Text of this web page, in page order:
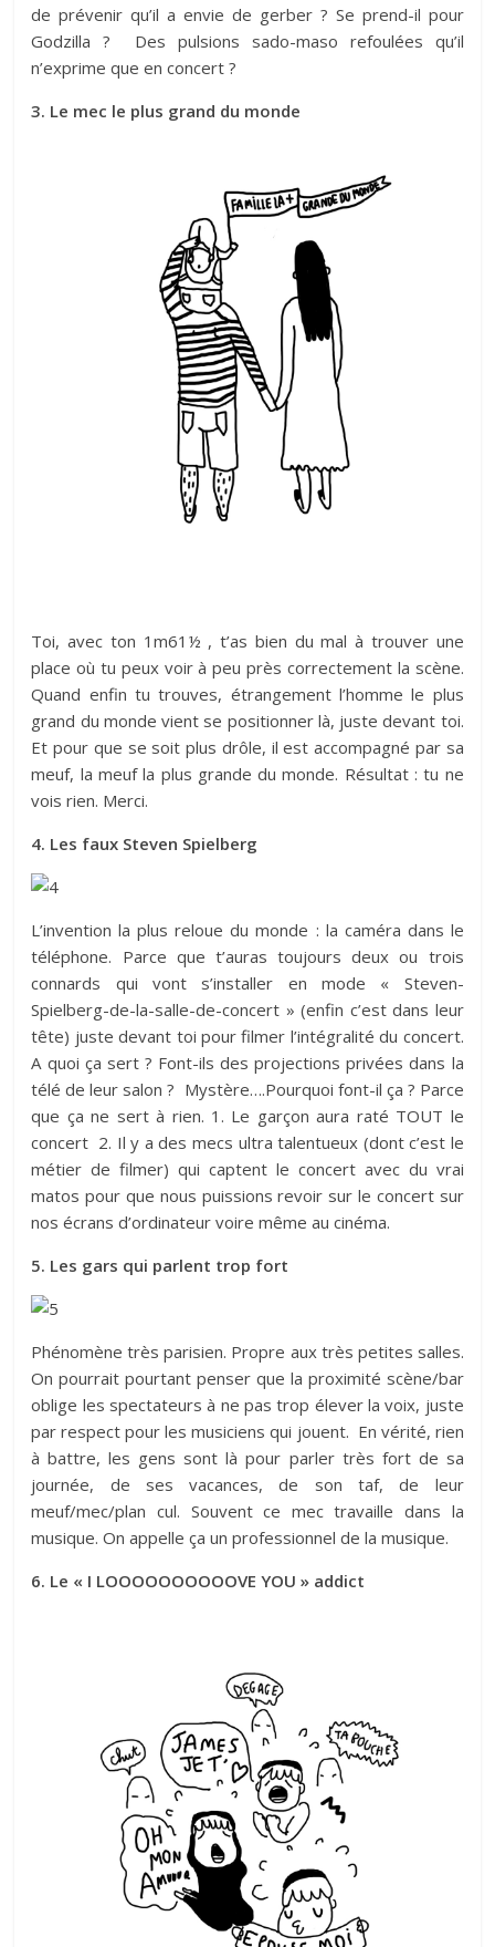
de prévenir qu’il a envie de gerber ? Se prend-il pour
Godzilla ? Des pulsions sado-maso refoulées qu’il
n’exprime que en concert ?
3. Le mec le plus grand du monde
Toi, avec ton 1m61½ , t’as bien du mal à trouver une
place où tu peux voir à peu près correctement la scène.
Quand enfin tu trouves, étrangement l’homme le plus
grand du monde vient se positionner là, juste devant toi.
Et pour que se soit plus drôle, il est accompagné par sa
meuf, la meuf la plus grande du monde. Résultat : tu ne
vois rien. Merci.
4. Les faux Steven Spielberg
L’invention la plus reloue du monde : la caméra dans le
téléphone. Parce que t’auras toujours deux ou trois
connards qui vont s’installer en mode « Steven-
Spielberg-de-la-salle-de-concert » (enfin c’est dans leur
tête) juste devant toi pour filmer l’intégralité du concert.
A quoi ça sert ? Font-ils des projections privées dans la
télé de leur salon ? Mystère….Pourquoi font-il ça ? Parce
que ça ne sert à rien. 1. Le garçon aura raté TOUT le
concert 2. Il y a des mecs ultra talentueux (dont c’est le
métier de filmer) qui captent le concert avec du vrai
matos pour que nous puissions revoir sur le concert sur
nos écrans d’ordinateur voire même au cinéma.
5. Les gars qui parlent trop fort
Phénomène très parisien. Propre aux très petites salles.
On pourrait pourtant penser que la proximité scène/bar
oblige les spectateurs à ne pas trop élever la voix, juste
par respect pour les musiciens qui jouent. En vérité, rien
à battre, les gens sont là pour parler très fort de sa
journée, de ses vacances, de son taf, de leur
meuf/mec/plan cul. Souvent ce mec travaille dans la
musique. On appelle ça un professionnel de la musique.
6. Le « I LOOOOOOOOOOVE YOU » addict